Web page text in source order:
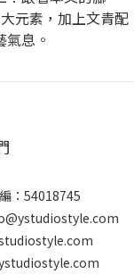
元素，加上文青配
息。
：54018745